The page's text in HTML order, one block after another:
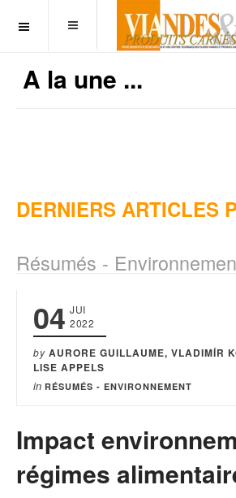
OFF CANVAS
A la une ...
DERNIERS ARTICLES
Résumés -
04 JUI
2022
by AURORE GUILLAUME, VLADIMÍR
LISE APPELS
in RÉSUMÉS - ENVIRONNEMENT
Impact
régimes